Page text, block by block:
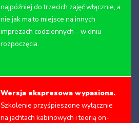
najpóźniej do trzecich zajęć włącznie, a
nie jak ma to miejsce na innych
imprezach codziennych – w dniu
rozpoczęcia.
Wersja ekspresowa wypasiona.
Szkolenie przyśpieszone wyłącznie
na jachtach kabinowych i teorią on-